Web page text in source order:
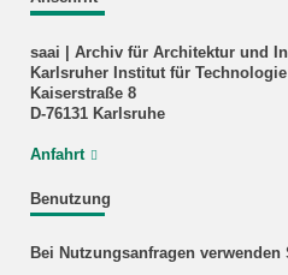
saai | Archiv für Architektur und
Karlsruher Institut für Technologie
Kaiserstraße 8
D-76131 Karlsruhe
Anfahrt
Benutzung
Bei Nutzungsanfragen verwenden